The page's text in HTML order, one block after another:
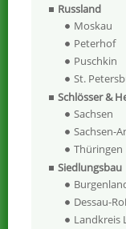
Russland
Moskau
Peterhof
Puschkin
St.
Schlösser &
Sachsen
Sachsen-
Thüringen
Siedlungsbau
Dessau-
Landkreis